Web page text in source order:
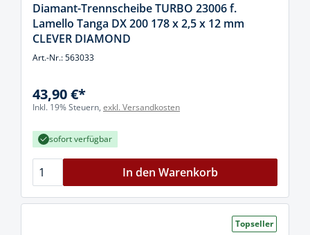
Diamant-Trennscheibe TURBO 23006 f.
Lamello Tanga DX 200 178 x 2,5 x 12 mm
CLEVER DIAMOND
Art.-Nr.: 563033
43,90 €*
Inkl. 19% Steuern, exkl. Versandkosten
sofort verfügbar
In den Warenkorb
Topseller